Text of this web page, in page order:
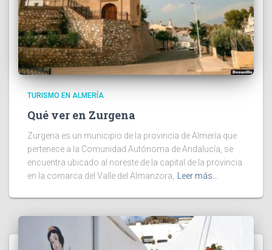
TURISMO EN ALMERÍA
Qué ver en Zurgena
Zurgena es un municipio de la provincia de Almería que
pertenece a la Comunidad Autónoma de Andalucía, se
encuentra ubicado al noreste de la capital de la provincia
en la comarca del Valle del Almanzora, Leer más…